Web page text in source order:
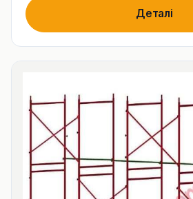
Деталі